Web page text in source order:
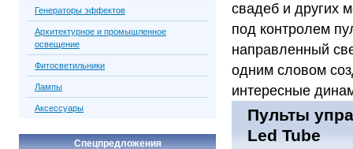
свадеб и других
под контролем
направленный
одним словом
интересные
Пульты
Led Tube
Генераторы эффектов
Архитектурное и промышленное
освещение
Фитосветильники
Лампы
Аксессуары
Спецпредложения